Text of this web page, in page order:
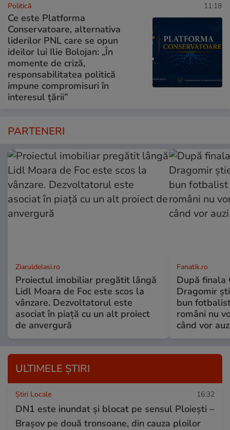
Politică 11:18
Ce este Platforma
Conservatoare, alternativa
liderilor PNL care se opun
ideilor lui Ilie Bolojan: „În
momente de criză,
responsabilitatea politică
impune compromisuri în
interesul țării”
PARTENERI
ZiaruldeIasi.ro
Proiectul imobiliar pregătit lângă
Lidl Moara de Foc este scos la
vânzare. Dezvoltatorul este
asociat în piață cu un alt proiect
de anvergură
Fanatik.ro
După finala
Dragomir
bun
români nu
când vor
ULTIMELE ȘTIRI
Știri Locale 16:32
DN1 este inundat și blocat pe sensul Ploiești –
Brașov pe două tronsoane, din cauza ploilor